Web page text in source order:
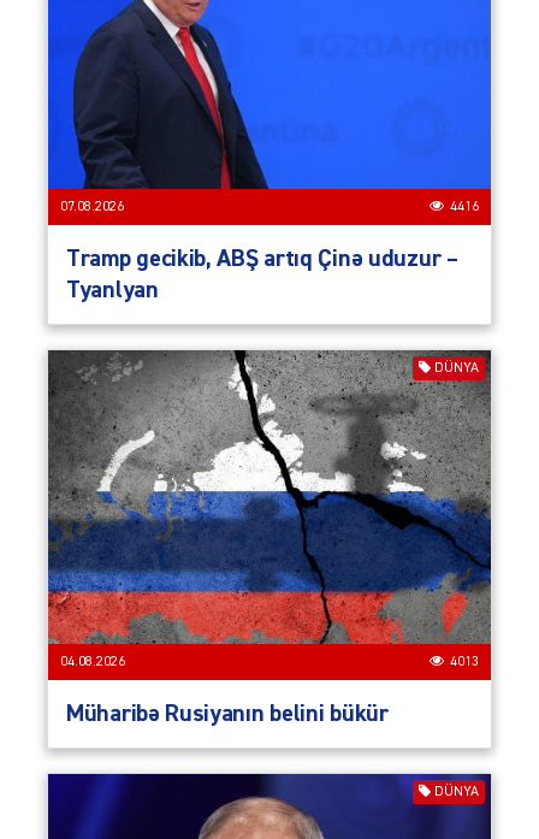
07.08.2026 4416
Tramp gecikib, ABŞ artıq Çinə uduzur –
Tyanlyan
DÜNYA
04.08.2026 4013
Müharibə Rusiyanın belini bükür
DÜNYA